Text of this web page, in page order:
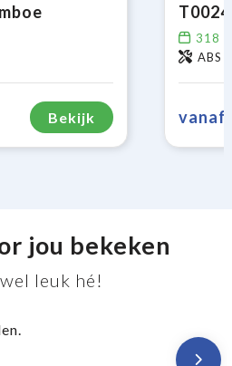
Bekijk
318
ABS
vanaf
jou bekeken
leuk hé!